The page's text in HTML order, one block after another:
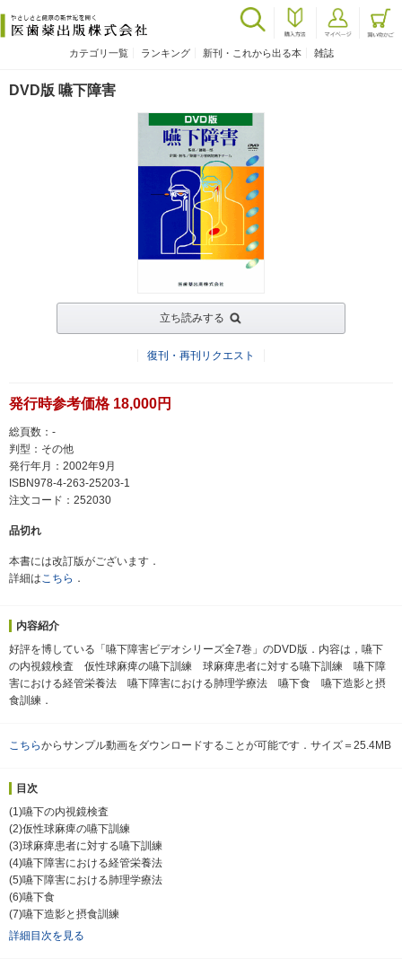
カテゴリ一覧 ランキング 新刊・これから出る本 雑誌
DVD版 嚥下障害
立ち読みする
復刊・再刊リクエスト
発行時参考価格 18,000円
総頁数：-
判型：その他
発行年月：2002年9月
ISBN978-4-263-25203-1
注文コード：252030
品切れ
本書には改訂版がございます．
詳細はこちら ．
内容紹介
好評を博している「嚥下障害ビデオシリーズ全7巻」のDVD版．内容は，嚥下
の内視鏡検査 仮性球麻痺の嚥下訓練 球麻痺患者に対する嚥下訓練 嚥下障
害における経管栄養法 嚥下障害における肺理学療法 嚥下食 嚥下造影と摂
食訓練．
こちらからサンプル動画をダウンロードすることが可能です．サイズ＝25.4MB
目次
(1)嚥下の内視鏡検査
(2)仮性球麻痺の嚥下訓練
(3)球麻痺患者に対する嚥下訓練
(4)嚥下障害における経管栄養法
(5)嚥下障害における肺理学療法
(6)嚥下食
(7)嚥下造影と摂食訓練
詳細目次を見る